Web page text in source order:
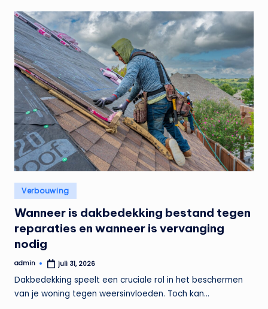
Geplaatst
in
Verbouwing
Wanneer is dakbedekking bestand tegen
reparaties en wanneer is vervanging
nodig
Geplaatst
admin juli 31, 2026
Dakbedekking speelt een cruciale rol in het beschermen
van je woning tegen weersinvloeden. Toch kan…